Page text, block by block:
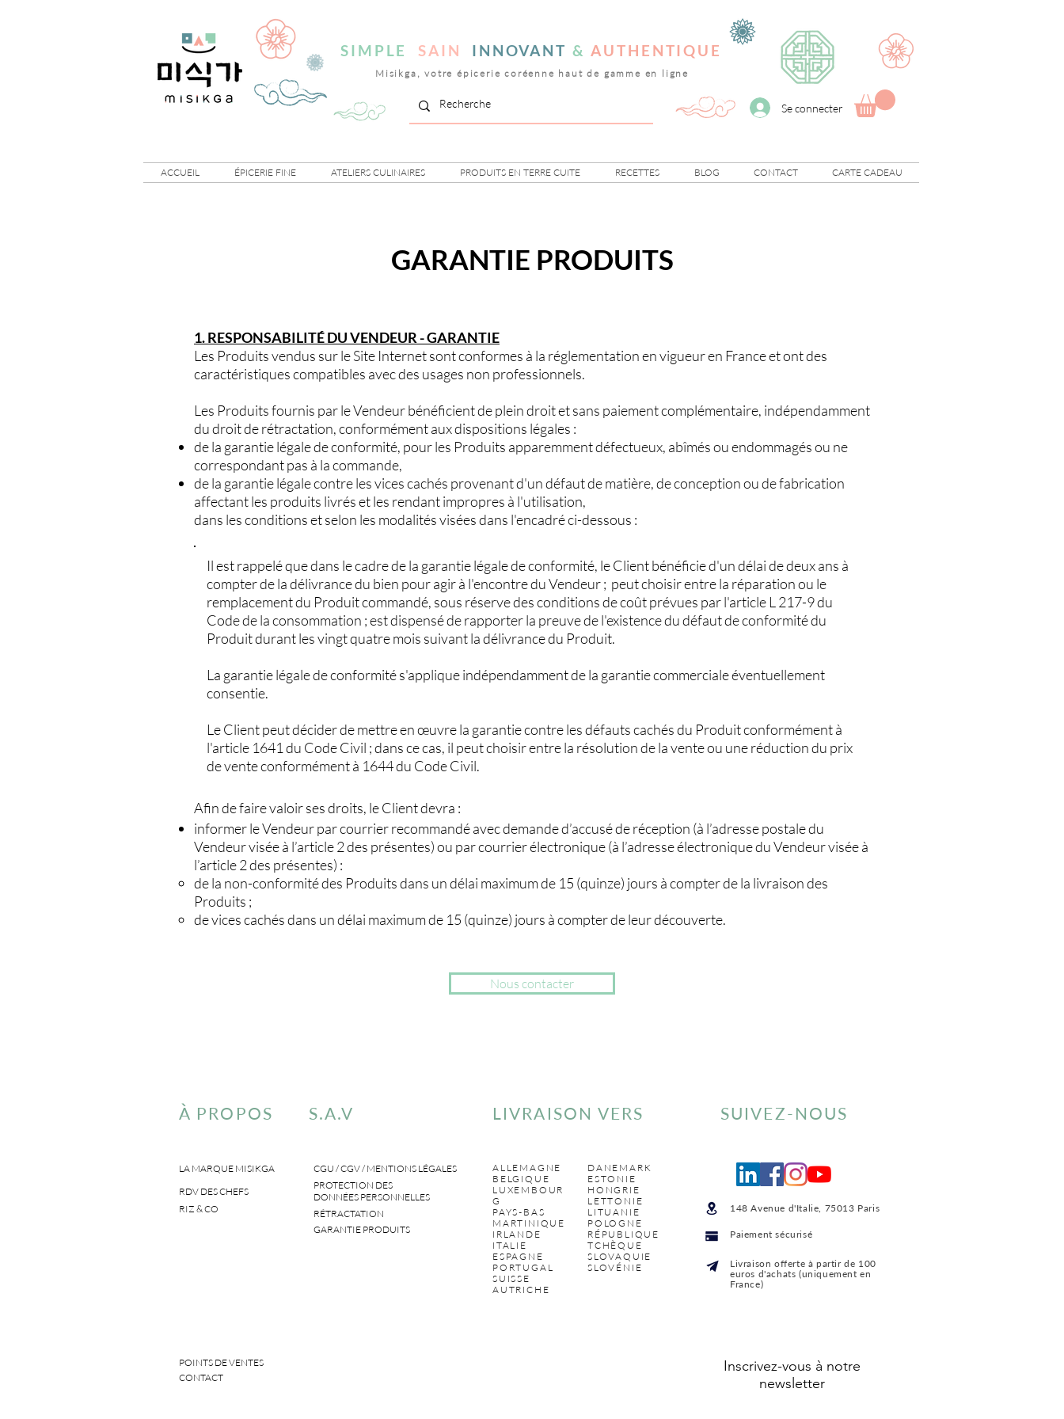
SIMPLE SAIN INNOVANT & AUTHENTIQUE
Misikga, votre épicerie coréenne haut de gamme en ligne
Se connecter
ACCUEIL ÉPICERIE FINE ATELIERS CULINAIRES PRODUITS EN TERRE CUITE RECETTES BLOG CONTACT CARTE CADEAU
GARANTIE PRODUITS
1. RESPONSABILITÉ DU VENDEUR - GARANTIE
Les Produits vendus sur le Site Internet sont conformes à la réglementation en vigueur en France et ont des
caractéristiques compatibles avec des usages non professionnels.
Les Produits fournis par le Vendeur bénéficient de plein droit et sans paiement complémentaire, indépendamment
du droit de rétractation, conformément aux dispositions légales :
de la garantie légale de conformité, pour les Produits apparemment défectueux, abîmés ou endommagés ou ne
correspondant pas à la commande,
de la garantie légale contre les vices cachés provenant d'un défaut de matière, de conception ou de fabrication
affectant les produits livrés et les rendant impropres à l'utilisation,
dans les conditions et selon les modalités visées dans l'encadré ci-dessous :
Il est rappelé que dans le cadre de la garantie légale de conformité, le Client bénéficie d'un délai de deux ans à
compter de la délivrance du bien pour agir à l'encontre du Vendeur ; peut choisir entre la réparation ou le
remplacement du Produit commandé, sous réserve des conditions de coût prévues par l'article L 217-9 du
Code de la consommation ; est dispensé de rapporter la preuve de l'existence du défaut de conformité du
Produit durant les vingt quatre mois suivant la délivrance du Produit.
La garantie légale de conformité s'applique indépendamment de la garantie commerciale éventuellement
consentie.
Le Client peut décider de mettre en œuvre la garantie contre les défauts cachés du Produit conformément à
l'article 1641 du Code Civil ; dans ce cas, il peut choisir entre la résolution de la vente ou une réduction du prix
de vente conformément à 1644 du Code Civil.
Afin de faire valoir ses droits, le Client devra :
informer le Vendeur par courrier recommandé avec demande d’accusé de réception (à l’adresse postale du
Vendeur visée à l’article 2 des présentes) ou par courrier électronique (à l’adresse électronique du Vendeur visée à
l’article 2 des présentes) :
de la non-conformité des Produits dans un délai maximum de 15 (quinze) jours à compter de la livraison des
Produits ;
de vices cachés dans un délai maximum de 15 (quinze) jours à compter de leur découverte.
Nous contacter
À PROPOS S.A.V
LA MARQUE MISIKGA
RDV DES CHEFS
RIZ & CO
CGU / CGV / MENTIONS LÉGALES
PROTECTION DES
DONNÉES PERSONNELLES
RÉTRACTATION
GARANTIE PRODUITS
LIVRAISON VERS
ALLEMAGNE
BELGIQUE
LUXEMBOUR
G
PAYS-BAS
MARTINIQUE
IRLANDE
ITALIE
ESPAGNE
PORTUGAL
SUISSE
AUTRICHE
DANEMARK
ESTONIE
HONGRIE
LETTONIE
LITUANIE
POLOGNE
RÉPUBLIQUE
TCHÈQUE
SLOVAQUIE
SLOVÉNIE
SUIVEZ-NOUS
148 Avenue d'Italie, 75013 Paris
Paiement sécurisé
Livraison offerte à partir de 100
euros d'achats (uniquement en
France)
POINTS DE VENTES
CONTACT
Inscrivez-vous à notre
newsletter